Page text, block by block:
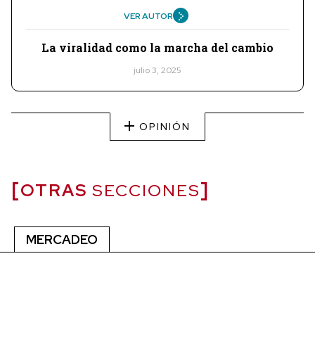
VER AUTOR
La viralidad como la marcha del cambio
julio 3, 2025
OPINIÓN
OTRAS SECCIONES
MERCADEO